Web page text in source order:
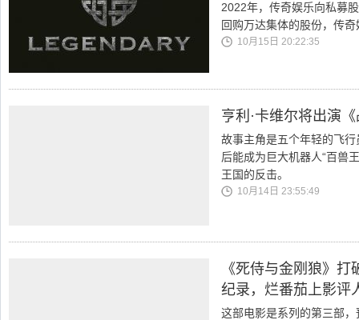
2022年，传奇娱乐向私募
回购万达集体的股份，传
10月15日 20:22:35
亨利·卡维尔将出演
故事主角是五个年轻的飞
后能成为巨大机器人“百兽
王国的反击。
10月14日 23:55:49
《死侍与金刚狼》
纪录，烂番茄上影评
这部电影是系列的第三部